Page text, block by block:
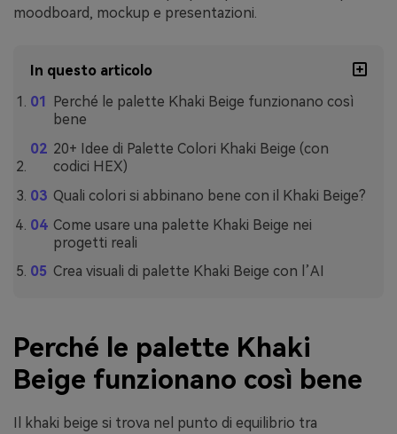
moodboard, mockup e presentazioni.
In questo articolo
Perché le palette Khaki Beige funzionano così
bene
20+ Idee di Palette Colori Khaki Beige (con
codici HEX)
Quali colori si abbinano bene con il Khaki Beige?
Come usare una palette Khaki Beige nei
progetti reali
Crea visuali di palette Khaki Beige con l’AI
Perché le palette Khaki
Beige funzionano così bene
Il khaki beige si trova nel punto di equilibrio tra